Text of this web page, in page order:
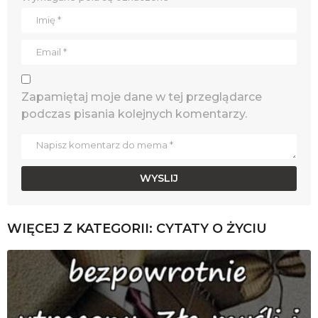
Zapamiętaj moje dane w tej przeglądarce
podczas pisania kolejnych komentarzy.
WIĘCEJ Z KATEGORII: CYTATY O ŻYCIU